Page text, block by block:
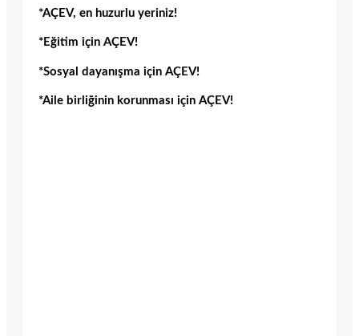
*AÇEV, en huzurlu yeriniz!
*Eğitim için AÇEV!
*Sosyal dayanışma için AÇEV!
*Aile birliğinin korunması için AÇEV!